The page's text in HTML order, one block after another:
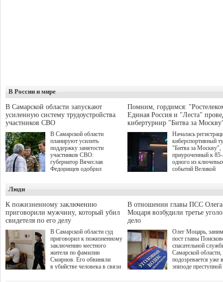
В России и мире
В Самарской области запускают
усиленную систему трудоустройства
участников СВО
В Самарской области
планируют усилить
поддержку занятости
участников СВО:
губернатор Вячеслав
Федорищев одобрил
Живайкина, направленные
на трудоустройство и более
спокойную адаптацию к
мирной жизни.
Помним, гордимся:
Единая Россия и "Леста"
кибертурнир "Битва за
Началась
киберспортивный
"Битва за Москву",
приуроченный к
одного из
событий Великой
игре "Мир танков"
выступили
партия "Единая
игровая студия
Люди
К пожизненному заключению
приговорили мужчину, который убил
свидетеля по его делу
В Самарской области суд
приговорил к пожизненному
заключению местного
жителя по фамилии
Смирнов. Его обвиняли
в убийстве человека в связи
В отношении главы ПСС Олега
Моцаря возбудили третье
дело
Олег Моцарь,
пост главы
спасательной
Самарской области,
подозревается уже
эпизоде преступной